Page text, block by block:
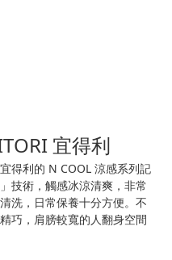
宜得利
得利的 N COOL 涼感系列記
技術，觸感冰涼清爽，非常
洗，日常保養十分方便。不
巧，肩膀較寬的人翻身空間